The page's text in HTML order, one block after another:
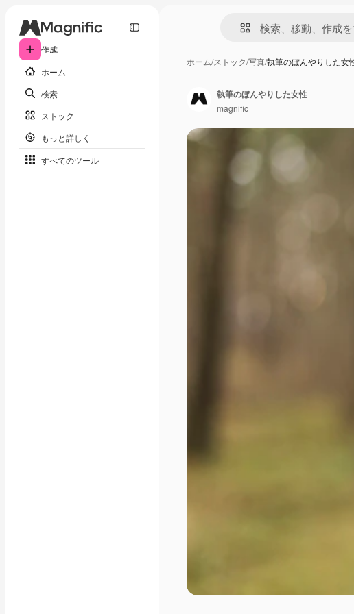
作成
ホーム
検索
ストック
もっと詳しく
すべてのツール
ホーム/ストック/写真/執筆のぼんやりした女
執筆のぼんやりした女性
magnific